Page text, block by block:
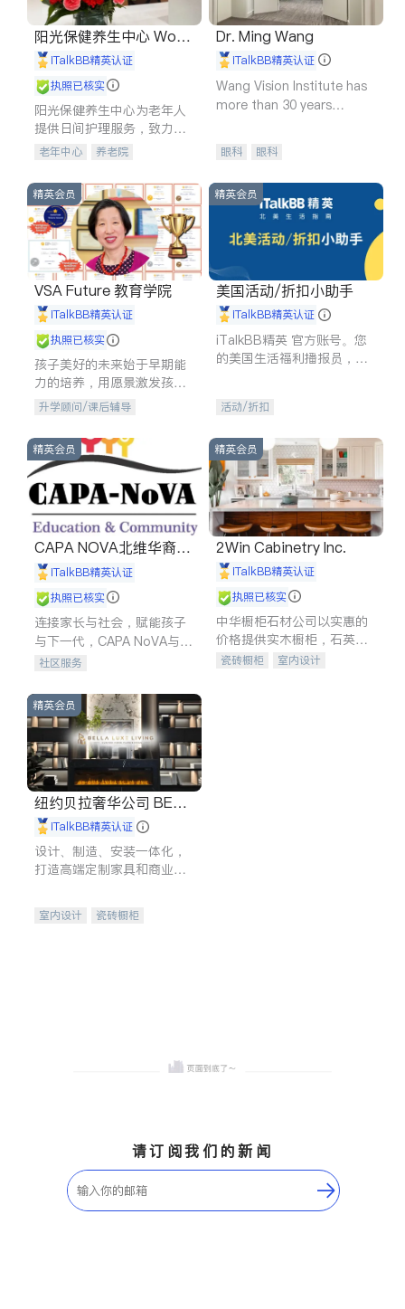
阳光保健养生中心 World
shine
iTalkBB精英认证
执照已核实
阳光保健养生中心为老年人
提供日间护理服务，致力于
通过持续的护理创新来有效
老年中心 养老院
Dr. Ming Wang
iTalkBB精英认证
Wang Vision Institute has
more than 30 years
眼科 眼科
精英会员
VSA Future 教育学院
iTalkBB精英认证
执照已核实
孩子美好的未来始于早期能
力的培养，用愿景激发孩子
的学习潜力和动力。理念：
石。
升学顾问/课后辅导
精英会员
美国活动/折扣小助手
iTalkBB精英认证
iTalkBB精英 官方账号。您
的美国生活福利播报员，精
专属福利。
活动/折扣
精英会员
CAPA NOVA北维华裔家
长会iTalkBB精英认证
执照已核实
连接家长与社会，赋能孩子
与下一代，CAPA NoVA与您
携手建设包容、公平、充满
社区服务
精英会员
2Win Cabinetry Inc.
iTalkBB精英认证
执照已核实
中华橱柜石材公司以实惠的
价格提供实木橱柜，石英石
台面，多种优质不锈钢水
瓷砖橱柜
室内设计
精英会员
纽约贝拉奢华公司 BELL
A LUXE
iTalkBB精英认证
设计、制造、安装一体化，
打造高端定制家具和商业空
室内设计
瓷砖橱柜
请订阅我们的新闻